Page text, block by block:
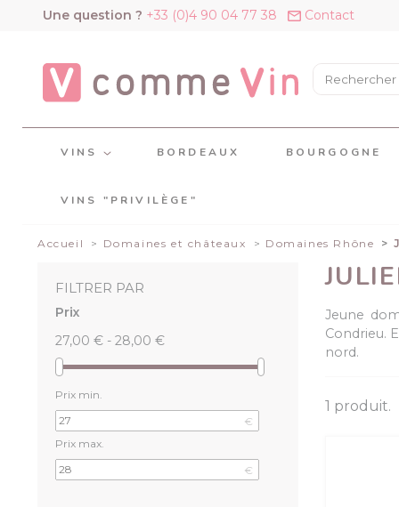
Une question ? +33 (0)4 90 04 77 38 Contact
VINS BORDEAUX BOURGOGNE
VINS "PRIVILÈGE"
Accueil Domaines et châteaux Domaines Rhône
FILTRER PAR
Prix
27,00 € - 28,00 €
Prix min.
€
Prix max.
€
Jeune
Condrieu.
nord.
1 produit.
Panneau de gestion des cookies